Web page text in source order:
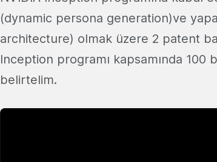
(dynamic persona generation)ve
architecture) olmak üzere 2 patent
Inception programı kapsamında 100
belirtelim.